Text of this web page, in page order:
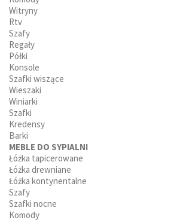
Witryny
Rtv
Szafy
Regały
Półki
Konsole
Szafki wiszące
Wieszaki
Winiarki
Szafki
Kredensy
Barki
MEBLE DO SYPIALNI
Łóżka tapicerowane
Łóżka drewniane
Łóżka kontynentalne
Szafy
Szafki nocne
Komody